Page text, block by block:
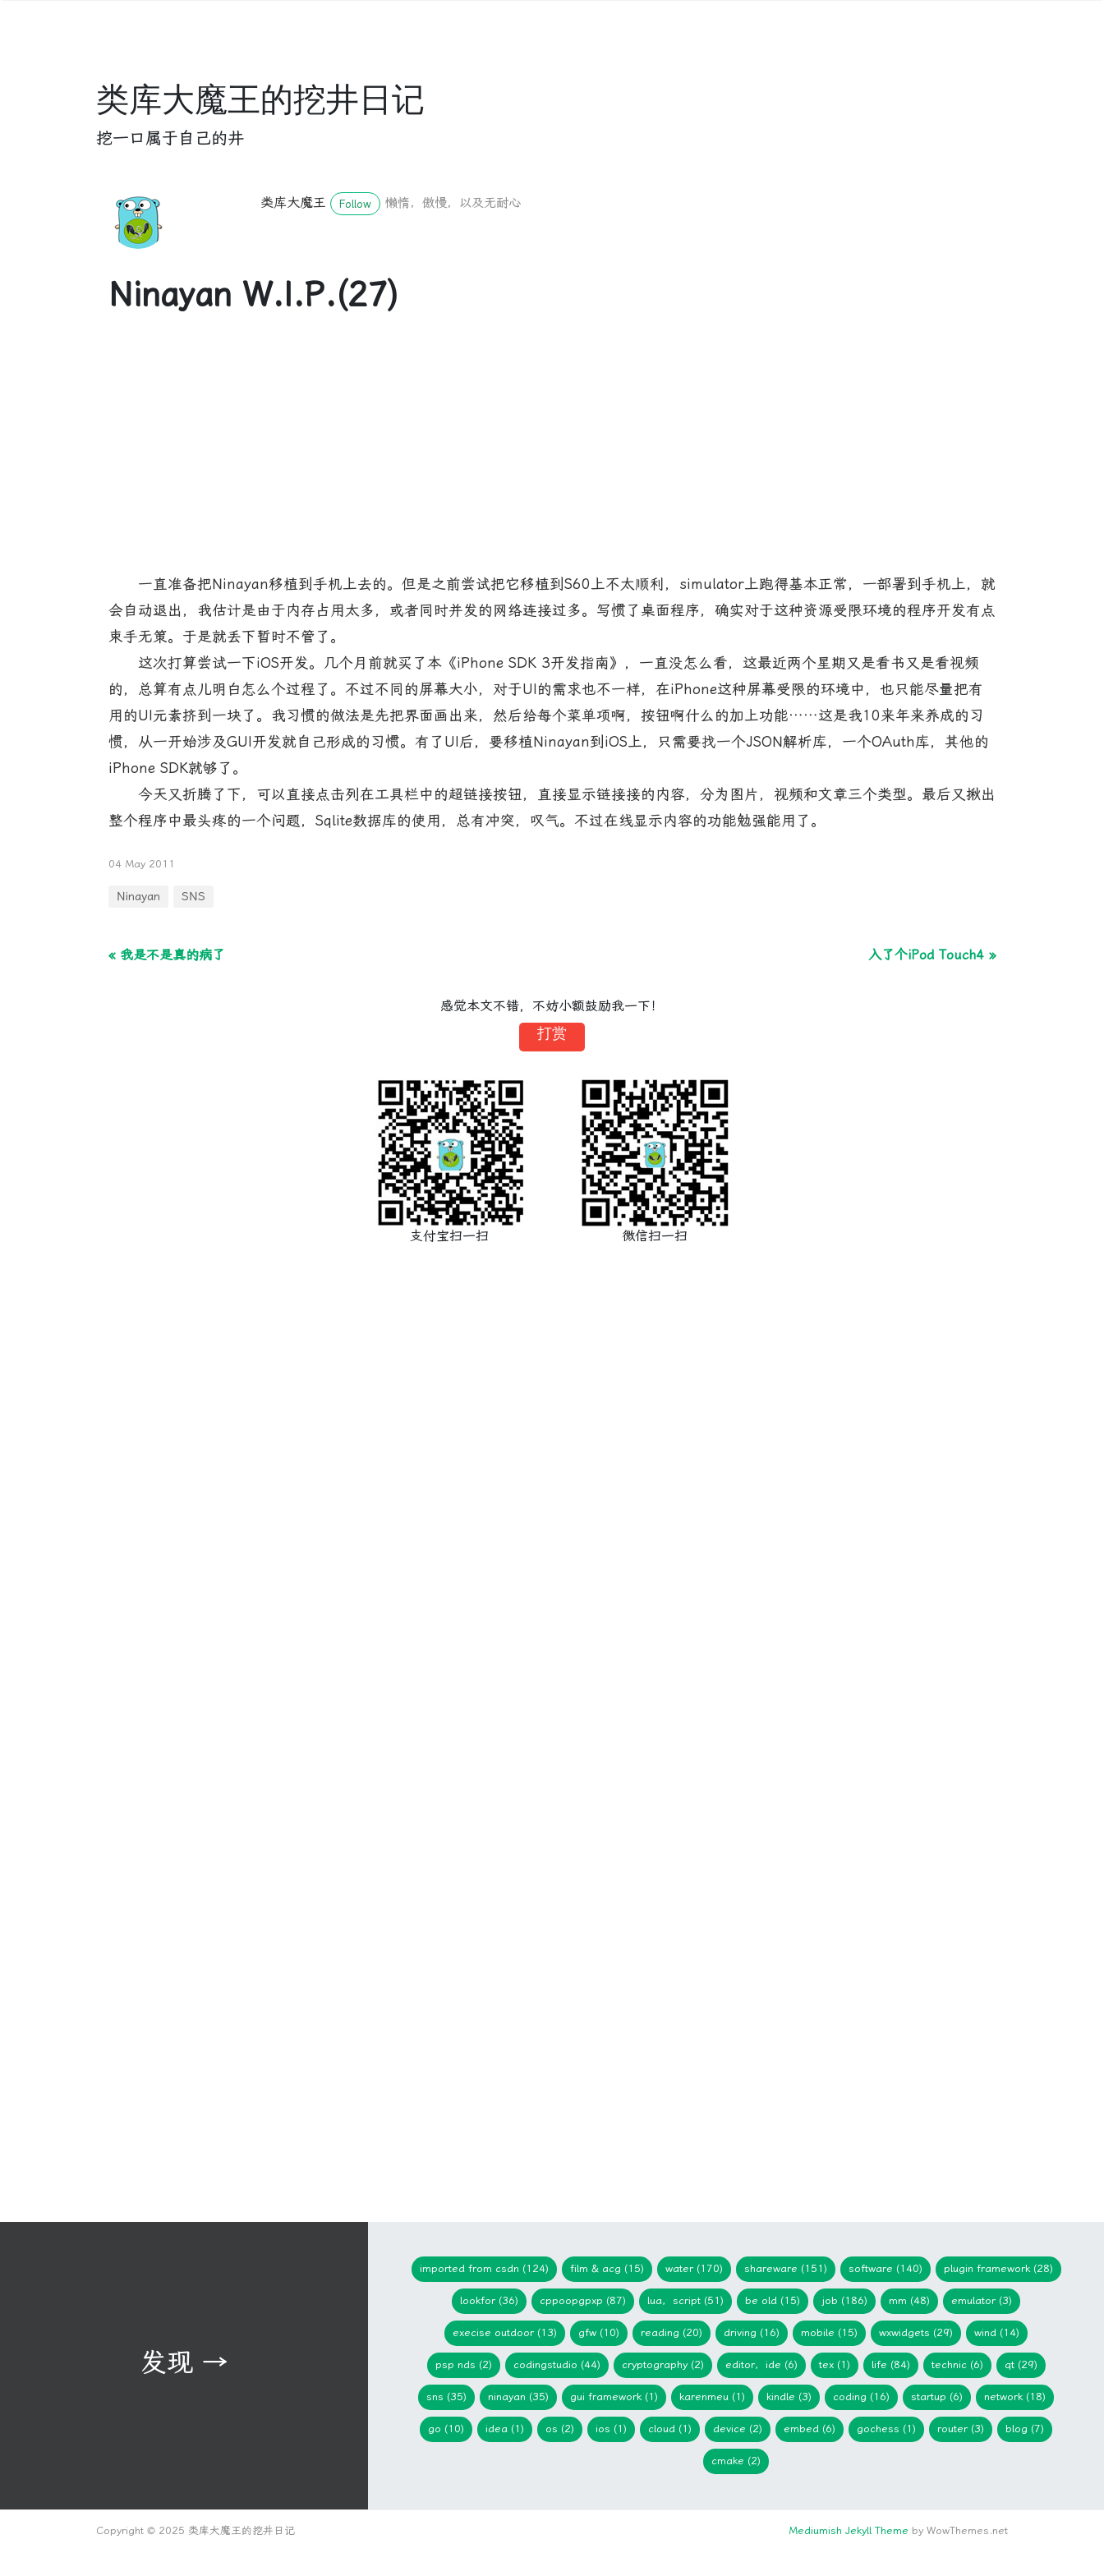
类库大魔王的挖井日记
挖一口属于自己的井
类库大魔王 Follow 懒惰，傲慢，以及无耐心
Ninayan W.I.P.(27)
一直准备把Ninayan移植到手机上去的。但是之前尝试把它移植到S60上不太顺利，simulator上跑得基本正常，一部署到手机上，就
会自动退出，我估计是由于内存占用太多，或者同时并发的网络连接过多。写惯了桌面程序，确实对于这种资源受限环境的程序开发有点
束手无策。于是就丢下暂时不管了。
这次打算尝试一下iOS开发。几个月前就买了本《iPhone SDK 3开发指南》，一直没怎么看，这最近两个星期又是看书又是看视频
的，总算有点儿明白怎么个过程了。不过不同的屏幕大小，对于UI的需求也不一样，在iPhone这种屏幕受限的环境中，也只能尽量把有
用的UI元素挤到一块了。我习惯的做法是先把界面画出来，然后给每个菜单项啊，按钮啊什么的加上功能……这是我10来年来养成的习
惯，从一开始涉及GUI开发就自己形成的习惯。有了UI后，要移植Ninayan到iOS上，只需要找一个JSON解析库，一个OAuth库，其他的
iPhone SDK就够了。
今天又折腾了下，可以直接点击列在工具栏中的超链接按钮，直接显示链接接的内容，分为图片，视频和文章三个类型。最后又揪出
整个程序中最头疼的一个问题，Sqlite数据库的使用，总有冲突，叹气。不过在线显示内容的功能勉强能用了。
04 May 2011
Ninayan SNS
« 我是不是真的病了 入了个iPod Touch4 »
感觉本文不错，不妨小额鼓励我一下！
打赏
支付宝扫一扫 微信扫一扫
发现 →
imported from csdn (124) film & acg (15) water (170) shareware (151) software (140) plugin framework (28)
lookfor (36) cppoopgpxp (87) lua，script (51) be old (15) job (186) mm (48) emulator (3)
execise outdoor (13) gfw (10) reading (20) driving (16) mobile (15) wxwidgets (29) wind (14)
psp nds (2) codingstudio (44) cryptography (2) editor，ide (6) tex (1) life (84) technic (6) qt (29)
sns (35) ninayan (35) gui framework (1) karenmeu (1) kindle (3) coding (16) startup (6) network (18)
go (10) idea (1) os (2) ios (1) cloud (1) device (2) embed (6) gochess (1) router (3) blog (7)
cmake (2)
Copyright © 2025 类库大魔王的挖井日记 Mediumish Jekyll Theme by WowThemes.net